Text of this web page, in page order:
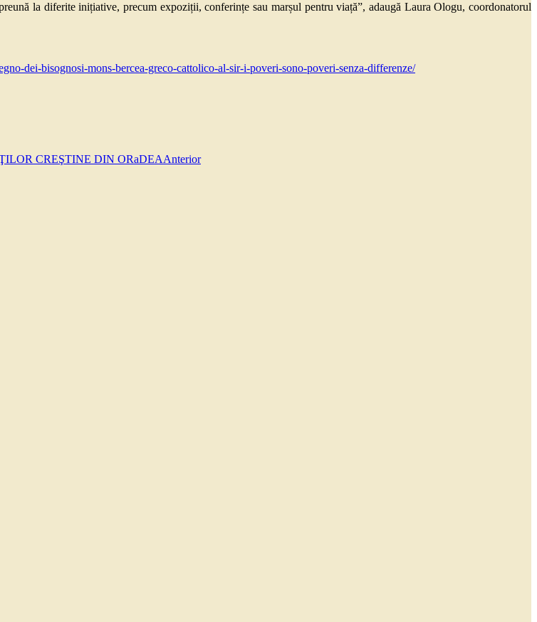
la diferite inițiative, precum expoziții, conferințe sau marșul pentru viață”, adaugă Laura Ologu, coordonatorul
dei-bisognosi-mons-bercea-greco-cattolico-al-sir-i-poveri-sono-poveri-senza-differenze/
CREŞTINE DIN ORaDEAAnterior